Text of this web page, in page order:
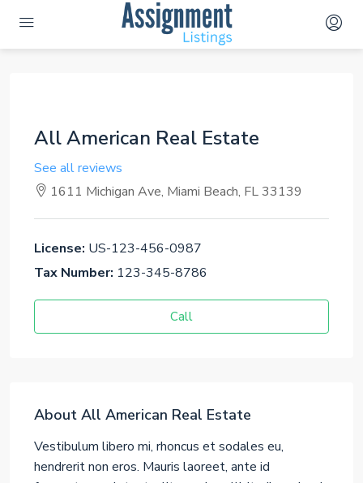
All American Real Estate
See all reviews
1611 Michigan Ave, Miami Beach, FL 33139
License: US-123-456-0987
Tax Number: 123-345-8786
Call
About All American Real Estate
Vestibulum libero mi, rhoncus et sodales eu,
hendrerit non eros. Mauris laoreet, ante id